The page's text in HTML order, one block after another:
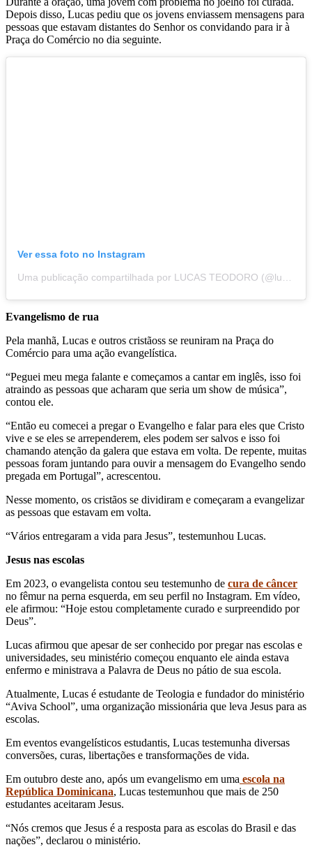
Depois disso, Lucas pediu que os jovens enviassem mensagens para
pessoas que estavam distantes do Senhor os convidando para ir à
Praça do Comércio no dia seguinte.
Ver essa foto no Instagram
Evangelismo de rua
Pela manhã, Lucas e outros cristãoss se reuniram na Praça do
Comércio para uma ação evangelística.
“Peguei meu mega falante e começamos a cantar em inglês, isso foi
atraindo as pessoas que acharam que seria um show de música”,
contou ele.
“Então eu comecei a pregar o Evangelho e falar para eles que Cristo
vive e se eles se arrependerem, eles podem ser salvos e isso foi
chamando atenção da galera que estava em volta. De repente, muitas
pessoas foram juntando para ouvir a mensagem do Evangelho sendo
pregada em Portugal”, acrescentou.
Nesse momento, os cristãos se dividiram e começaram a evangelizar
as pessoas que estavam em volta.
“Vários entregaram a vida para Jesus”, testemunhou Lucas.
Jesus nas escolas
Em 2023, o evangelista contou seu testemunho de cura de câncer
no fêmur na perna esquerda, em seu perfil no Instagram. Em vídeo,
ele afirmou: “Hoje estou completamente curado e surpreendido por
Deus”.
Lucas afirmou que apesar de ser conhecido por pregar nas escolas e
universidades, seu ministério começou enquanto ele ainda estava
enfermo e ministrava a Palavra de Deus no pátio de sua escola.
Atualmente, Lucas é estudante de Teologia e fundador do ministério
“Aviva School”, uma organização missionária que leva Jesus para as
escolas.
Em eventos evangelísticos estudantis, Lucas testemunha diversas
conversões, curas, libertações e transformações de vida.
Em outubro deste ano, após um evangelismo em uma escola na
República Dominicana, Lucas testemunhou que mais de 250
estudantes aceitaram Jesus.
“Nós cremos que Jesus é a resposta para as escolas do Brasil e das
nações”, declarou o ministério.